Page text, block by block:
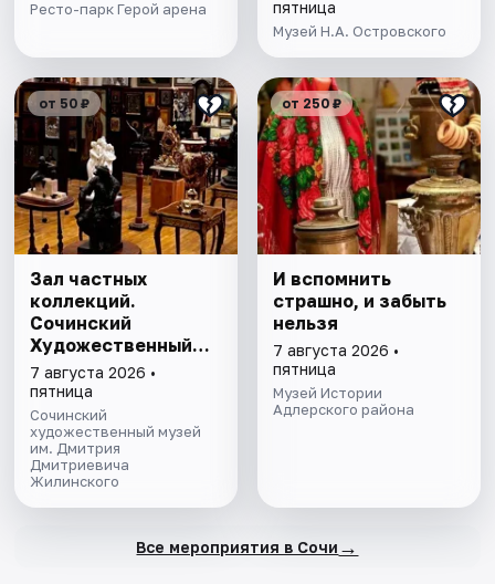
Ресто-парк Герой арена
пятница
Музей Н.А. Островского
от 50 ₽
Зал частных
коллекций.
Сочинский
Художественный
музей им. Д.Д.
Жилинского
7 августа 2026 •
пятница
Сочинский
художественный музей
им. Дмитрия
Дмитриевича
Жилинского
от 250 ₽
И вспомнить
страшно, и забыть
нельзя
7 августа 2026 •
пятница
Музей Истории
Адлерского района
Все мероприятия в Сочи →